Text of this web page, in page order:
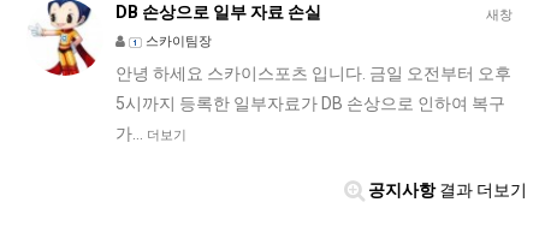
새창
DB 손상으로 일부 자료 손실
스카이팀장
안녕 하세요 스카이스포츠 입니다. 금일 오전부터 오후
5시까지 등록한 일부자료가 DB 손상으로 인하여 복구
가…
더보기
공지사항결과 더보기